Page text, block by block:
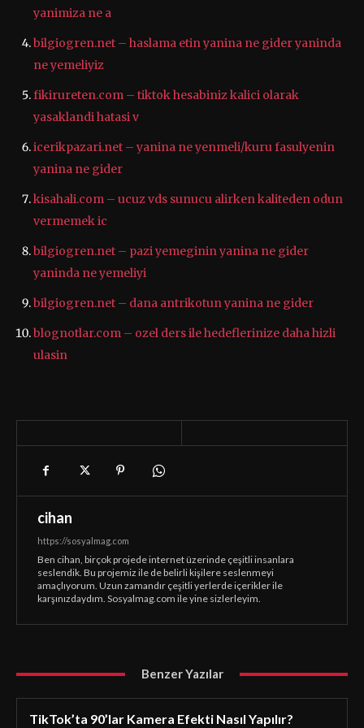
yanimiza ne a
bilgiogren.net – haslama etin yanina ne gider yaninda
ne yemeliyiz
fikirureten.com – tiktok hesabiniz kalici olarak
yasaklandi hatasi v
icerikpazari.net – yanina ne yenmeli/kuru fasulyenin
yanina ne gider
kisahali.com – ucuz vds sunucu alirken kaliteden odun
vermemek ic
bilgiogren.net – pazi yemeginin yanina ne gider
yaninda ne yemeliyi
bilgiogren.net – dana antrikotun yanina ne gider
blognotlar.com – ozel ders ile hedeflerinize daha hizli
ulasin
cihan
https://sosyalmag.com
Ben cihan, birçok projede internet üzerinde çeşitli insanlara
seslendik. Bu projemiz ile de belirli kişilere seslenmeyi
amaçlıyorum. Uzun zamandır çeşitli yerlerde içerikler ile
karşınızdaydım. Sosyalmag.com ile yine sizlerleyim.
Benzer Yazılar
TikTok’ta 90’lar Kamera Efekti Nasıl Yapılır?